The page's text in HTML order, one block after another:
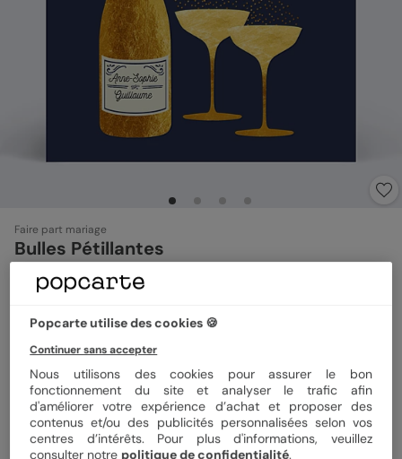
Faire part mariage
Bulles Pétillantes
4.9( 58avis)
Format
Papier Papier Satiné
Popcarte utilise des cookies 🍪
Continuer sans accepter
Nous utilisons des cookies pour assurer le bon
fonctionnement du site et analyser le trafic afin
d'améliorer votre expérience d’achat et proposer des
contenus et/ou des publicités personnalisées selon vos
centres d’intérêts. Pour plus d'informations, veuillez
consulter notre politique de confidentialité.